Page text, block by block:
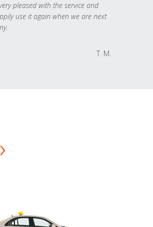
pleased with the service and
use it again when we are next
T. M.